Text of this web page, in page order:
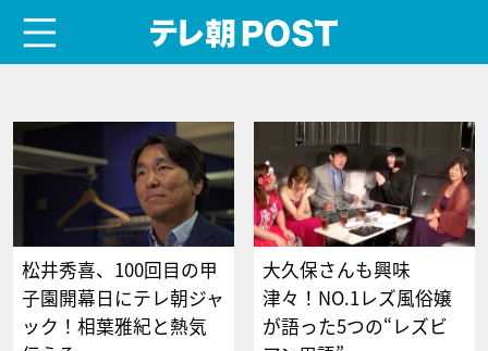
松井秀喜、100回目の甲
子園開幕日にテレ朝ジャ
ック！相葉雅紀と熱気
大久保さんも興味
津々！NO.1レズ風俗嬢
が語った5つの“レズビ